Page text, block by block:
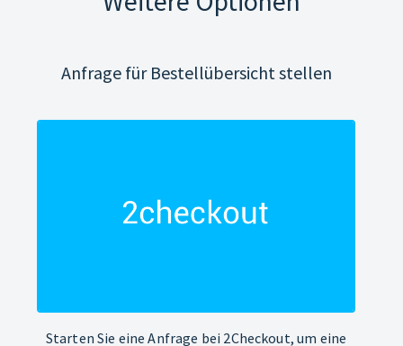
Anfrage für Bestellübersicht stellen
Starten Sie eine Anfrage bei 2Checkout, um eine